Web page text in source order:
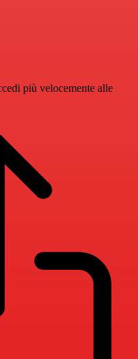
più velocemente alle